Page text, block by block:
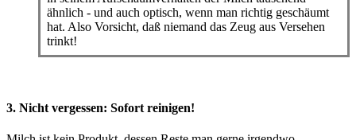
ähnlich - und auch optisch, wenn man richtig geschäumt
hat. Also Vorsicht, daß niemand das Zeug aus Versehen
trinkt!
3. Nicht vergessen: Sofort reinigen!